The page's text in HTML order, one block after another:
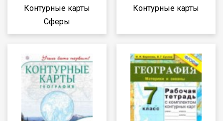
Контурные карты
Сферы
Контурные карты